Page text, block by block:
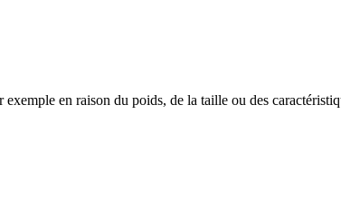
en raison du poids, de la taille ou des